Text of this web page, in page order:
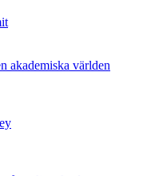
akademiska världen